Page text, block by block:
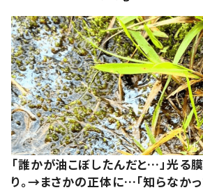
「誰かが油こぼしたんだと…」光る
り。→まさかの正体に…「知らなかっ